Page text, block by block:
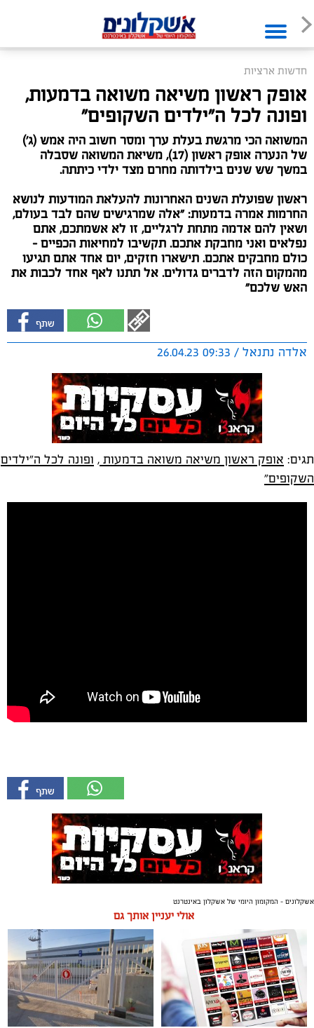
חדשות ארציות
אופק ראשון משיאה משואה בדמעות,
ופונה לכל ה"ילדים השקופים"
המשואה הכי מרגשת בעלת ערך ומסר חשוב היה אמש (ג')
של הנערה אופק ראשון (17), משיאת המשואה שסבלה
במשך שש שנים בילדותה מחרם מצד ילדי כיתתה.
ראשון שפועלת השנים האחרונות להעלאת המודעות לנושא
החרמות אמרה בדמעות: "אלה שמרגישים שהם לבד בעולם,
ושאין להם אדמה מתחת לרגליים, זו לא אשמתכם, אתם
נפלאים ואני מחבקת אתכם. תקשיבו למחיאות הכפיים –
כולם מחבקים אתכם. תישארו חזקים, יום אחד אתם תגיעו
מהמקום הזה לדברים גדולים. אל תתנו לאף אחד לכבות את
האש שלכם"
אלדה נתנאל / 09:33 26.04.23
תגים: אופק ראשון משיאה משואה בדמעות , ופונה לכל ה"ילדים
השקופים"
אשקלונים - המקומון היומי של אשקלון באינטרנט
אולי יעניין אותך גם